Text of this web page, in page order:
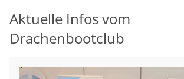
Aktuelle Infos vom
Drachenbootclub